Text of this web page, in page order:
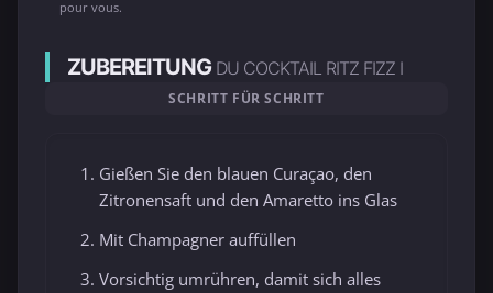
pour vous.
ZUBEREITUNG DU COCKTAIL RITZ FIZZ I
SCHRITT FÜR SCHRITT
Gießen Sie den blauen Curaçao, den
Zitronensaft und den Amaretto ins Glas
Mit Champagner auffüllen
Vorsichtig umrühren, damit sich alles